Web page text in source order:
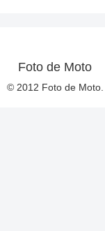
Foto de Moto
© 2012 Foto de Moto.